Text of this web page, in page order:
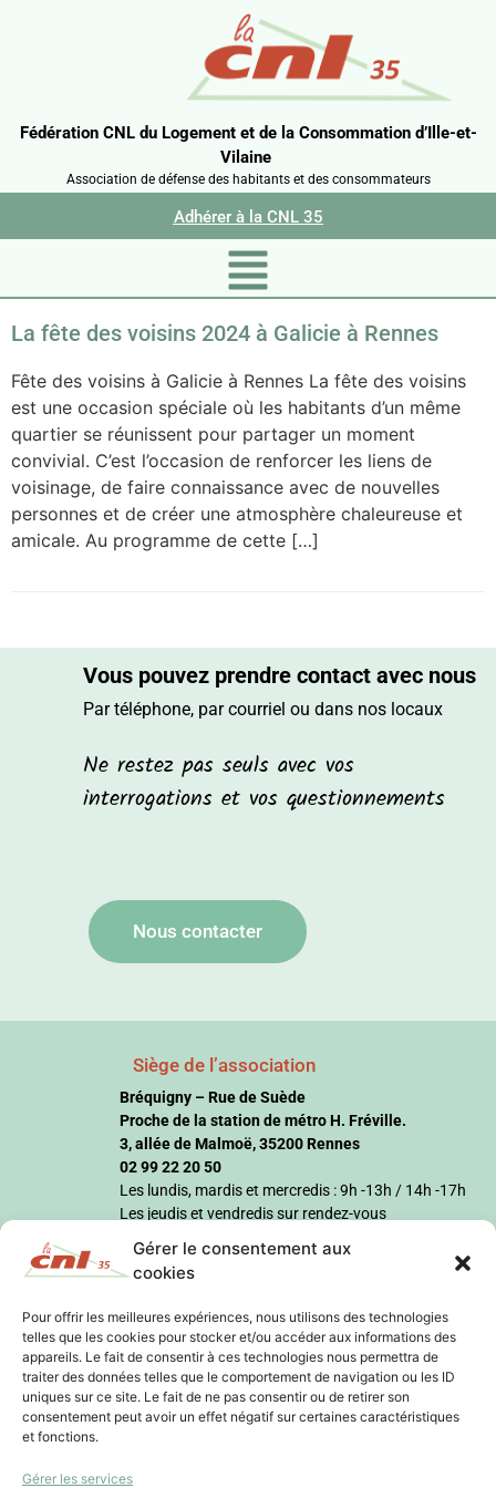
Gérer le consentement aux
cookies
Pour offrir les meilleures expériences, nous utilisons des technologies
telles que les cookies pour stocker et/ou accéder aux informations des
appareils. Le fait de consentir à ces technologies nous permettra de
traiter des données telles que le comportement de navigation ou les ID
uniques sur ce site. Le fait de ne pas consentir ou de retirer son
consentement peut avoir un effet négatif sur certaines caractéristiques
et fonctions.
Gérer les services
Fédération CNL du Logement et de la Consommation d’Ille-et-
Vilaine
Association de défense des habitants et des consommateurs
Adhérer à la CNL 35
La fête des voisins 2024 à Galicie à Rennes
Fête des voisins à Galicie à Rennes La fête des voisins
est une occasion spéciale où les habitants d’un même
quartier se réunissent pour partager un moment
convivial. C’est l’occasion de renforcer les liens de
voisinage, de faire connaissance avec de nouvelles
personnes et de créer une atmosphère chaleureuse et
amicale. Au programme de cette […]
Vous pouvez prendre contact avec nous
Par téléphone, par courriel ou dans nos locaux
Ne restez pas seuls avec vos
interrogations et vos questionnements
Nous contacter
Siège de l’association
Bréquigny – Rue de Suède
Proche de la station de métro H. Fréville.
3, allée de Malmoë, 35200 Rennes
02 99 22 20 50
Les lundis, mardis et mercredis : 9h -13h / 14h -17h
Les jeudis et vendredis sur rendez-vous